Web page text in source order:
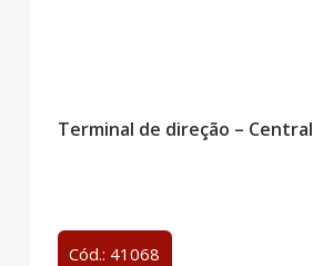
Terminal de direção – Central
Cód.: 41068